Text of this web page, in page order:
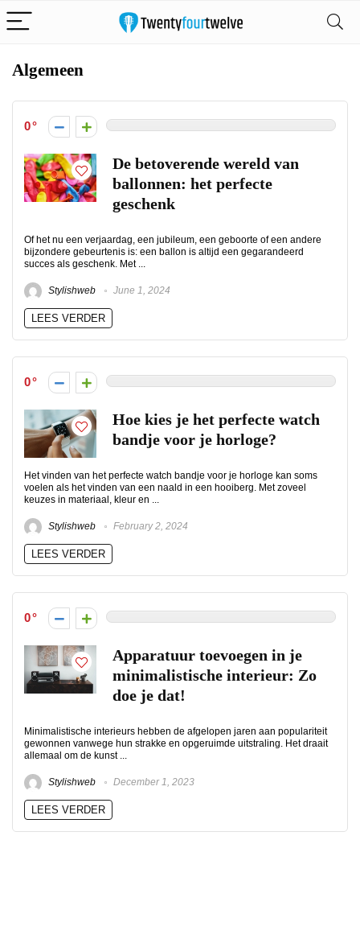
Algemeen
0
De betoverende wereld van
ballonnen: het perfecte
geschenk
Of het nu een verjaardag, een jubileum, een geboorte of een andere
bijzondere gebeurtenis is: een ballon is altijd een gegarandeerd
succes als geschenk. Met ...
Stylishweb June 1, 2024
LEES VERDER
0
Hoe kies je het perfecte watch
bandje voor je horloge?
Het vinden van het perfecte watch bandje voor je horloge kan soms
voelen als het vinden van een naald in een hooiberg. Met zoveel
keuzes in materiaal, kleur en ...
Stylishweb February 2, 2024
LEES VERDER
0
Apparatuur toevoegen in je
minimalistische interieur: Zo
doe je dat!
Minimalistische interieurs hebben de afgelopen jaren aan populariteit
gewonnen vanwege hun strakke en opgeruimde uitstraling. Het draait
allemaal om de kunst ...
Stylishweb December 1, 2023
LEES VERDER